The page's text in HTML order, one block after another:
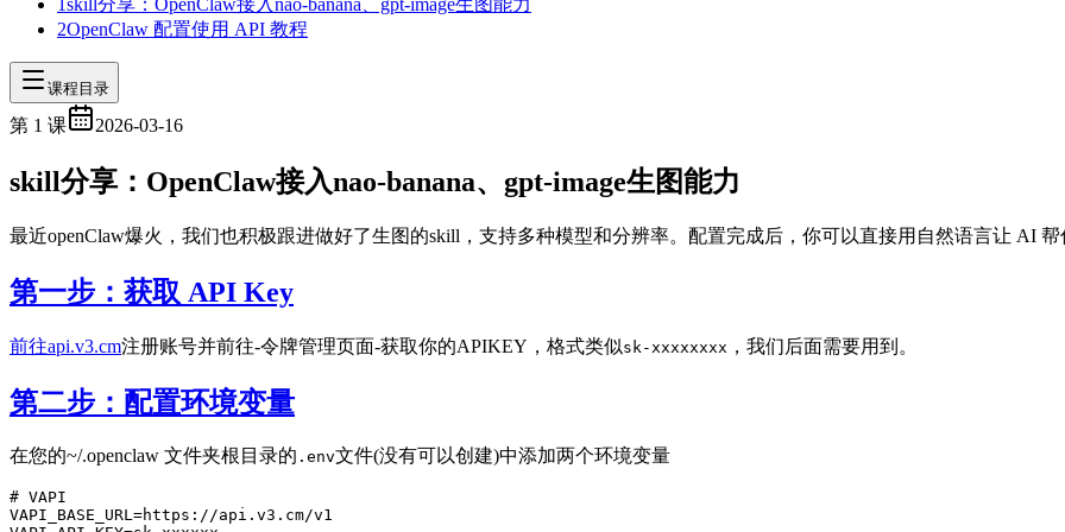
skill分享：OpenClaw接入nao-banana、gpt-image生图能力
2OpenClaw 配置使用 API 教程
课程目录
第 1 课 2026-03-16
skill分享：OpenClaw接入nao-banana、gpt-image生图能力
最近openClaw爆火，我们也积极跟进做好了生图的skill，支持多种模型和分辨率。配置完成后，你可以直接用自然语言让 AI 帮
第一步：获取 API Key
前往api.v3.cm注册账号并前往-令牌管理页面-获取你的APIKEY，格式类似sk-xxxxxxxx ，我们后面需要用到。
第二步：配置环境变量
在您的~/.openclaw 文件夹根目录的 .env文件(没有可以创建)中添加两个环境变量
# VAPI
VAPI_BASE_URL=https://api.v3.cm/v1